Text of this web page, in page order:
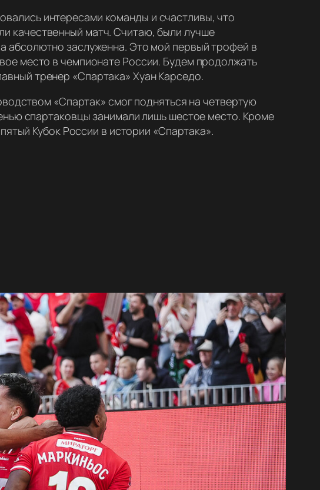
интересами команды и счастливы, что
качественный матч. Считаю, были лучше
абсолютно заслуженна. Это мой первый трофей в
место в чемпионате России. Будем продолжать
тренер «Спартака» Хуан Карседо.
«Спартак» смог подняться на четвертую
спартаковцы занимали лишь шестое место. Кроме
Кубок России в истории «Спартака».